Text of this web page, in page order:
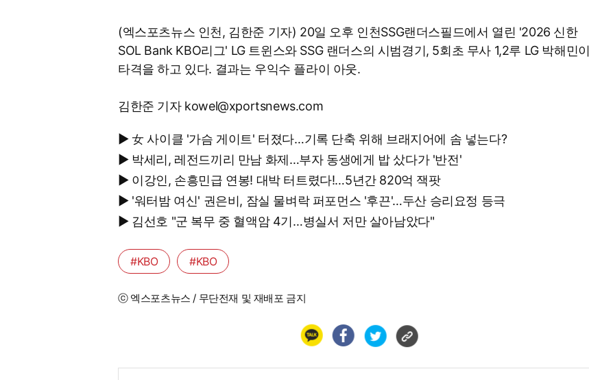
(엑스포츠뉴스 인천, 김한준 기자) 20일 오후 인천SSG랜더스필드에서 열린 '2026 신한
SOL Bank KBO리그' LG 트윈스와 SSG 랜더스의 시범경기, 5회초 무사 1,2루 LG 박해민이
타격을 하고 있다. 결과는 우익수 플라이 아웃.
김한준 기자 kowel@xportsnews.com
▶ 女 사이클 '가슴 게이트' 터졌다…기록 단축 위해 브래지어에 솜 넣는다?
▶ 박세리, 레전드끼리 만남 화제…부자 동생에게 밥 샀다가 '반전'
▶ 이강인, 손흥민급 연봉! 대박 터트렸다!…5년간 820억 잭팟
▶ '워터밤 여신' 권은비, 잠실 물벼락 퍼포먼스 '후끈'…두산 승리요정 등극
▶ 김선호 "군 복무 중 혈액암 4기…병실서 저만 살아남았다"
#KBO #KBO
ⓒ 엑스포츠뉴스 / 무단전재 및 재배포 금지